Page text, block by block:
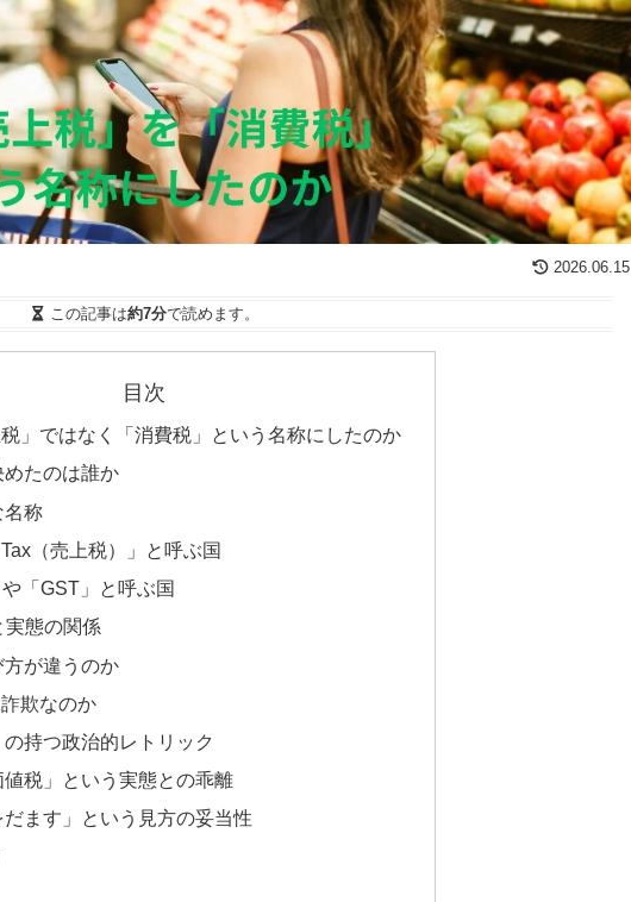
2026.06.15
この記事は約7分で読めます。
目次
」ではなく「消費税」という名称にしたのか
たのは誰か
名称
Tax（売上税）」と呼ぶ国
や「GST」と呼ぶ国
実態の関係
方が違うのか
欺なのか
の持つ政治的レトリック
値税」という実態との乖離
だます」という見方の妥当性